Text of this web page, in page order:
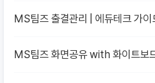
MS팀즈 출결관리 | 에듀테크 가
MS팀즈 화면공유 with 화이트보